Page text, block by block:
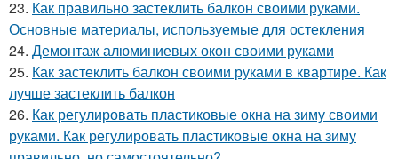
23. Как правильно застеклить балкон своими руками.
Основные материалы, используемые для остекления
24. Демонтаж алюминиевых окон своими руками
25. Как застеклить балкон своими руками в квартире. Как
лучше застеклить балкон
26. Как регулировать пластиковые окна на зиму своими
руками. Как регулировать пластиковые окна на зиму